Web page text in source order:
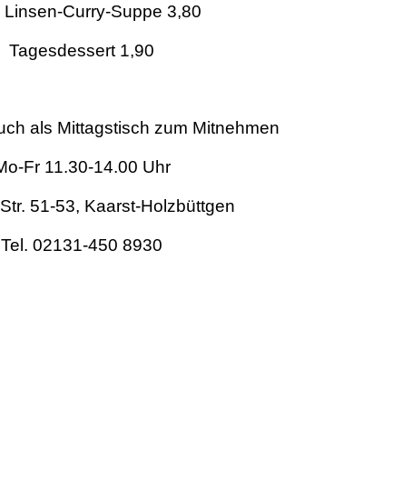
Linsen-Curry-Suppe 3,80
Tagesdessert 1,90
als Mittagstisch zum Mitnehmen
Fr 11.30-14.00 Uhr
51-53, Kaarst-Holzbüttgen
Tel. 02131-450 8930